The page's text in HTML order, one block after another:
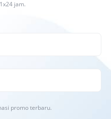
jam.
promo terbaru.